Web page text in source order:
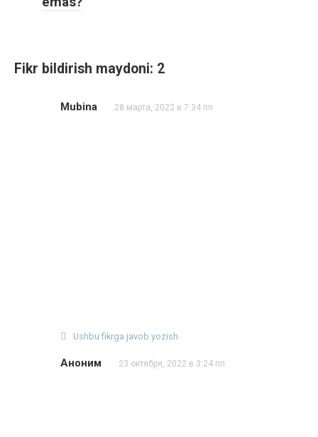
Fikr bildirish maydoni: 2
Mubina 28 марта, 2022 в 7:34 пп
Ushbu fikrga javob yozish
Аноним 23 октября, 2022 в 3:24 пп